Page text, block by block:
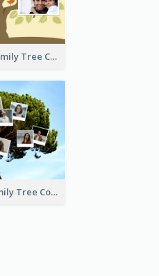
Tree Leaves Family Tree Collage
Tree Photo Family Tree Collage